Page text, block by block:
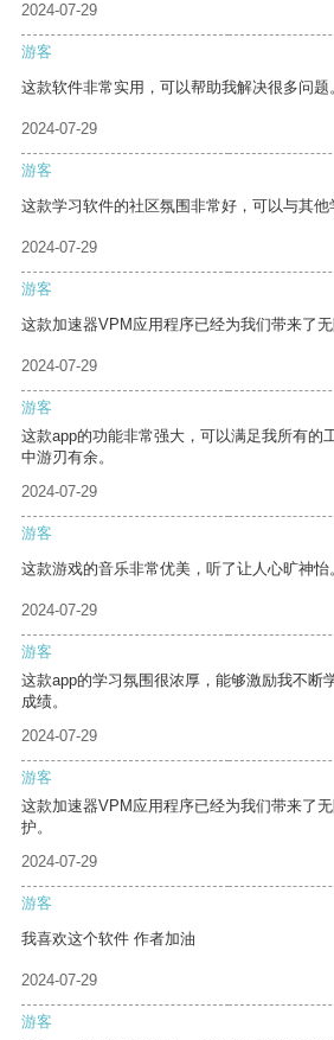
2024-07-29
游客
这款软件非常实用，可以帮助我解决很多问题
2024-07-29
游客
这款学习软件的社区氛围非常好，可以与其他
2024-07-29
游客
这款加速器VPM应用程序已经为我们带来了无
2024-07-29
游客
这款app的功能非常强大，可以满足我所有的
中游刃有余。
2024-07-29
游客
这款游戏的音乐非常优美，听了让人心旷神怡
2024-07-29
游客
这款app的学习氛围很浓厚，能够激励我不断
成绩。
2024-07-29
游客
这款加速器VPM应用程序已经为我们带来了
护。
2024-07-29
游客
我喜欢这个软件 作者加油
2024-07-29
游客